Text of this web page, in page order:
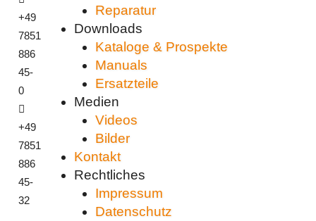
+49
7851
886
45-
0
+49
7851
886
45-
32
Reparatur
Downloads
Kataloge & Prospekte
Manuals
Ersatzteile
Medien
Videos
Bilder
Kontakt
Rechtliches
Impressum
Datenschutz